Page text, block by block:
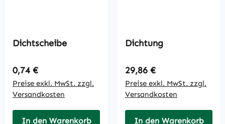
Dichtscheibe
Regulärer Preis:
0,74 €
Preise exkl. MwSt. zzgl.
Versandkosten
In den Warenkorb
Dichtung
Regulärer Preis:
29,86 €
Preise exkl. MwSt. zzgl.
Versandkosten
In den Warenkorb